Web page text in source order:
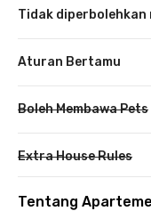
Tidak diperbolehkan
Aturan Bertamu
Boleh Membawa Pets
Extra House Rules
Tentang